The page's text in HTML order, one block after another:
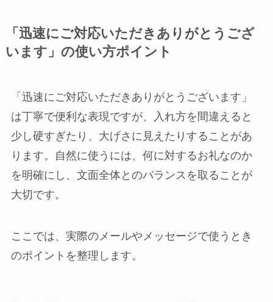
「迅速にご対応いただきありがとうござ
います」の使い方ポイント
「迅速にご対応いただきありがとうございます」
は丁寧で便利な表現ですが、入れ方を間違えると
少し硬すぎたり、大げさに見えたりすることがあ
ります。自然に使うには、何に対するお礼なのか
を明確にし、文面全体とのバランスを取ることが
大切です。
ここでは、実際のメールやメッセージで使うとき
のポイントを整理します。